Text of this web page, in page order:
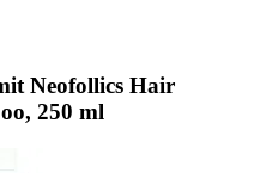
Neofollics Hair
250 ml